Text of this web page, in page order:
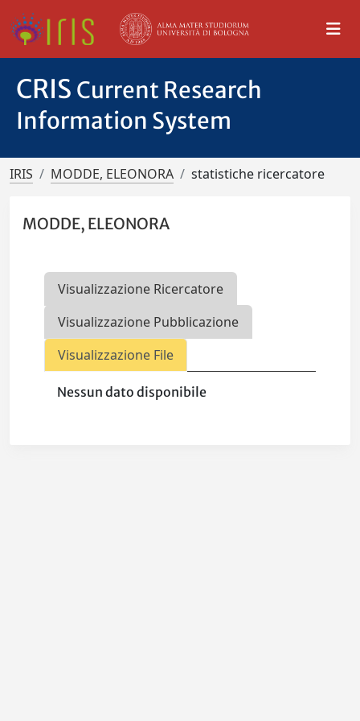
CRIS Current Research
Information System
IRIS MODDE, ELEONORA statistiche ricercatore
MODDE, ELEONORA
Visualizzazione Ricercatore
Visualizzazione Pubblicazione
Visualizzazione File
Nessun dato disponibile